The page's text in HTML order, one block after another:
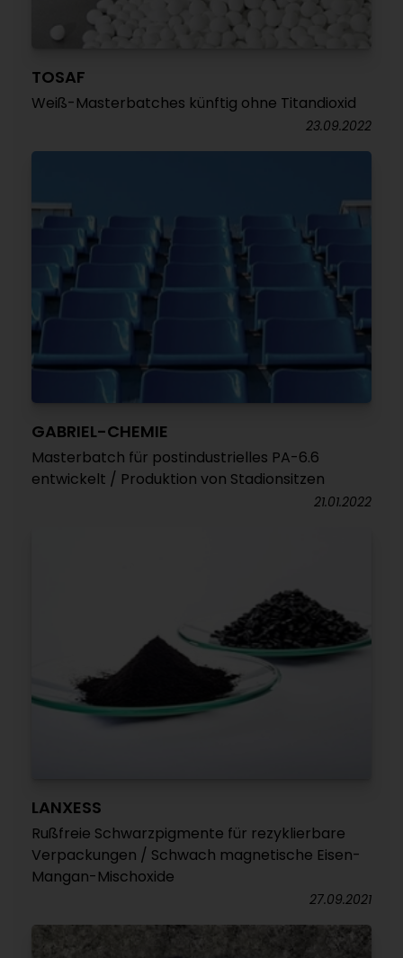
TOSAF
Weiß-Masterbatches künftig ohne Titandioxid
23.09.2022
GABRIEL-CHEMIE
Masterbatch für postindustrielles PA-6.6
entwickelt / Produktion von Stadionsitzen
21.01.2022
LANXESS
Rußfreie Schwarzpigmente für rezyklierbare
Verpackungen / Schwach magnetische Eisen-
Mangan-Mischoxide
27.09.2021